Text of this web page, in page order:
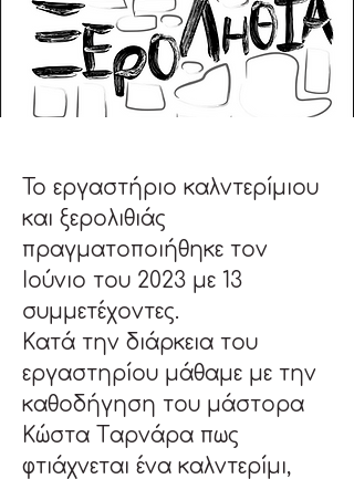
Το εργαστήριο καλντερίμιου
και ξερολιθιάς
πραγματοποιήθηκε τον
Ιούνιο του 2023 με 13
συμμετέχοντες.
Κατά την διάρκεια του
εργαστηρίου μάθαμε με την
καθοδήγηση του μάστορα
Κώστα Ταρνάρα πως
φτιάχνεται ένα καλντερίμι,